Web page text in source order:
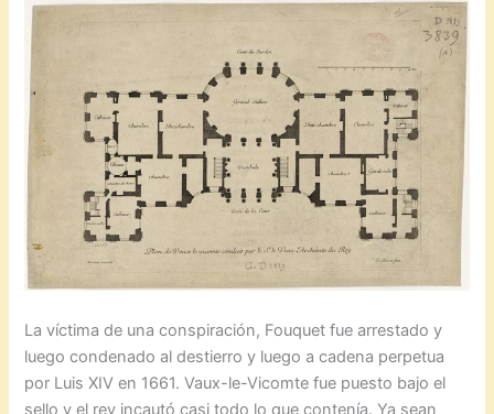
La víctima de una conspiración, Fouquet fue arrestado y
luego condenado al destierro y luego a cadena perpetua
por Luis XIV en 1661. Vaux-le-Vicomte fue puesto bajo el
sello y el rey incautó casi todo lo que contenía. Ya sean